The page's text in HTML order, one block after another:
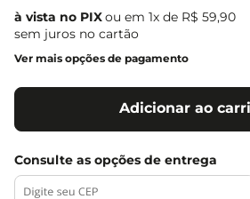
ou em 1x de R$ 59,90
sem juros no cartão
Ver mais opções de pagamento
Adicionar ao